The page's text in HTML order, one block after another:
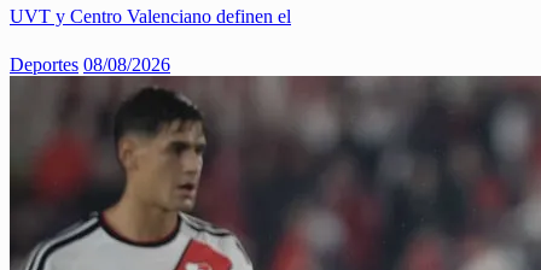
UVT y Centro Valenciano definen el
Deportes 08/08/2026